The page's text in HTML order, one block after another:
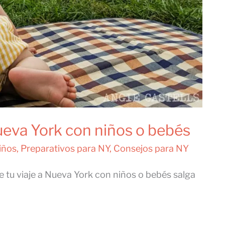
York con niños o bebés
, Preparativos para NY, Consejos para NY
viaje a Nueva York con niños o bebés salga